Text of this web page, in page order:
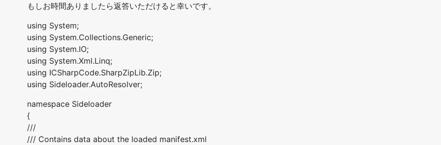
もしお時間ありましたら返答いただけると幸いです。
using System;
using System.Collections.Generic;
using System.IO;
using System.Xml.Linq;
using ICSharpCode.SharpZipLib.Zip;
using Sideloader.AutoResolver;
namespace Sideloader
{
///
/// Contains data about the loaded manifest.xml